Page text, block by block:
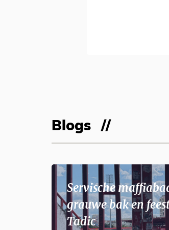
Blogs
Servische
grauwe bak en
Tadic